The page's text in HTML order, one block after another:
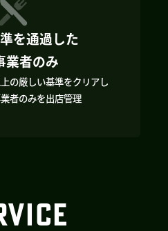
を通過した
業者のみ
の厳しい基準をクリアし
者のみを出店管理